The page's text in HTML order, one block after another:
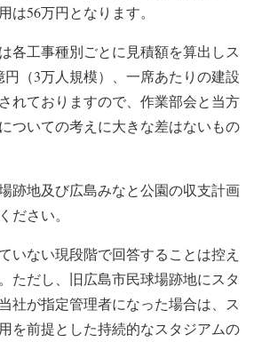
は56万円となります。
各工事種別ごとに見積額を算出しス
円（3万人規模）、一席あたりの建設
れておりますので、作業部会と当方
ついての考えに大きな差はないもの
跡地及び広島みなと公園の収支計画
ださい。
いない現段階で回答することは控え
ただし、旧広島市民球場跡地にスタ
社が指定管理者になった場合は、ス
を前提とした持続的なスタジアムの